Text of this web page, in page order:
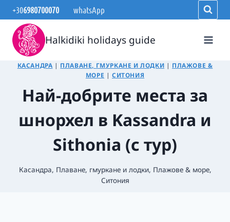
Към
съдържанието
+306980700070 whatsApp
Halkidiki holidays guide
КАСАНДРА | ПЛАВАНЕ, ГМУРКАНЕ И ЛОДКИ | ПЛАЖОВЕ &
МОРЕ | СИТОНИЯ
Най-добрите места за
шнорхел в Kassandra и
Sithonia (с тур)
Касандра, Плаване, гмуркане и лодки, Плажове & море,
Ситония